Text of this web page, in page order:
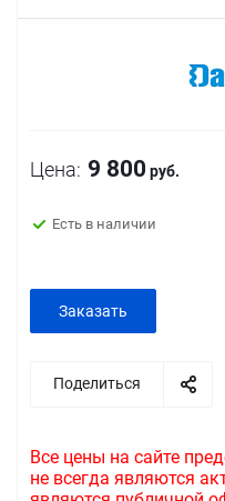
Цена: 9 800 руб.
Есть в наличии
Заказать
Поделиться
Все цены на сайте
не всегда являются